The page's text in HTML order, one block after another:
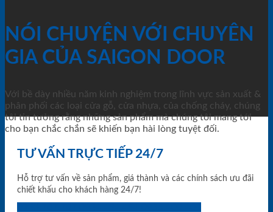
NÓI CHUYỆN VỚI CHUYÊN
GIA CỦA SAIGON DOOR
Với bề dày nhiều năm kinh nghiệm trong lĩnh vực sản xuất &
phân phối các loại cửa gỗ, cửa nhựa, của chống cháy, chúng
tôi tin tưởng rằng những sản phẩm mà chúng tôi mang tới
cho bạn chắc chắn sẽ khiến bạn hài lòng tuyệt đối.
TƯ VẤN TRỰC TIẾP 24/7
Hỗ trợ tư vấn về sản phẩm, giá thành và các chính sách ưu đãi
chiết khấu cho khách hàng 24/7!